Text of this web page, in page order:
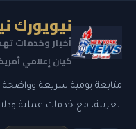
نيويورك
أخبار وخدمات
كيان إعلامي أمريكي
متابعة يومية سريعة وواضحة
العربية، مع خدمات عملية